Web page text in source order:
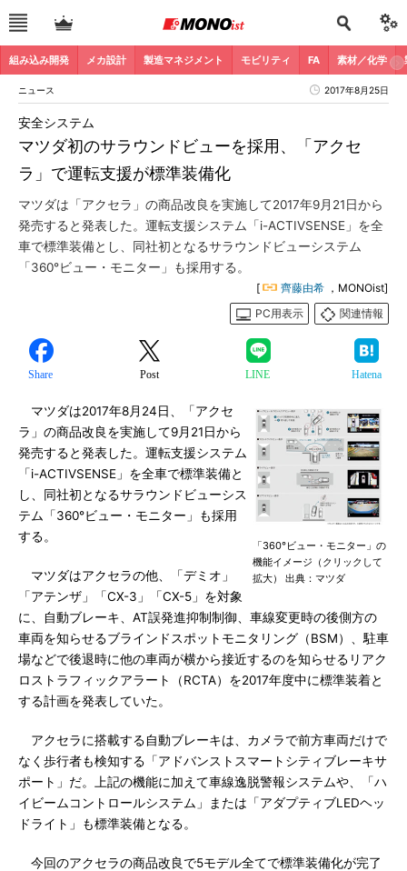
組み込み開発 メカ設計 製造マネジメント モビリティ FA 素材／化学
ニュース 2017年8月25日
マツダ初のサラウンドビューを採用、「アクセ
ラ」で運転支援が標準装備化
安全システム
マツダは「アクセラ」の商品改良を実施して2017年9月21日から
発売すると発表した。運転支援システム「i-ACTIVSENSE」を全
車で標準装備とし、同社初となるサラウンドビューシステム
「360°ビュー・モニター」も採用する。
[ 齊藤由希 ，MONOist]
PC用表示
関連情報
Share Post LINE Hatena
「360°ビュー・モニター」の
機能イメージ（クリックして
拡大） 出典：マツダ
マツダは2017年8月24日、「アクセ
ラ」の商品改良を実施して9月21日から
発売すると発表した。運転支援システム
「i-ACTIVSENSE」を全車で標準装備と
し、同社初となるサラウンドビューシス
テム「360°ビュー・モニター」も採用
する。
マツダはアクセラの他、「デミオ」
「アテンザ」「CX-3」「CX-5」を対象
に、自動ブレーキ、AT誤発進抑制制御、車線変更時の後側方の
車両を知らせるブラインドスポットモニタリング（BSM）、駐車
場などで後退時に他の車両が横から接近するのを知らせるリアク
ロストラフィックアラート（RCTA）を2017年度中に標準装着と
する計画を発表していた。
アクセラに搭載する自動ブレーキは、カメラで前方車両だけで
なく歩行者も検知する「アドバンストスマートシティブレーキサ
ポート」だ。上記の機能に加えて車線逸脱警報システムや、「ハ
イビームコントロールシステム」または「アダプティブLEDヘッ
ドライト」も標準装備となる。
今回のアクセラの商品改良で5モデル全てで標準装備化が完了